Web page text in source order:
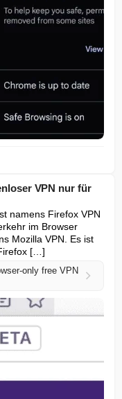
VPN nur für
namens Firefox VPN
im Browser
Mozilla VPN. Es ist
[…]
only free VPN